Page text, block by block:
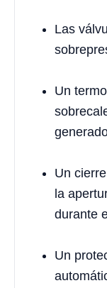
Las
Un
Un
la
durante
Un